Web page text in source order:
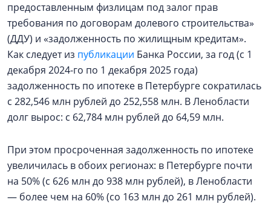
предоставленным физлицам под залог прав
требования по договорам долевого строительства»
(ДДУ) и «задолженность по жилищным кредитам».
Как следует из публикации Банка России, за год (с 1
декабря 2024-го по 1 декабря 2025 года)
задолженность по ипотеке в Петербурге сократилась
с 282,546 млн рублей до 252,558 млн. В Ленобласти
долг вырос: с 62,784 млн рублей до 64,59 млн.
При этом просроченная задолженность по ипотеке
увеличилась в обоих регионах: в Петербурге почти
на 50% (с 626 млн до 938 млн рублей), в Ленобласти
— более чем на 60% (со 163 млн до 261 млн рублей).